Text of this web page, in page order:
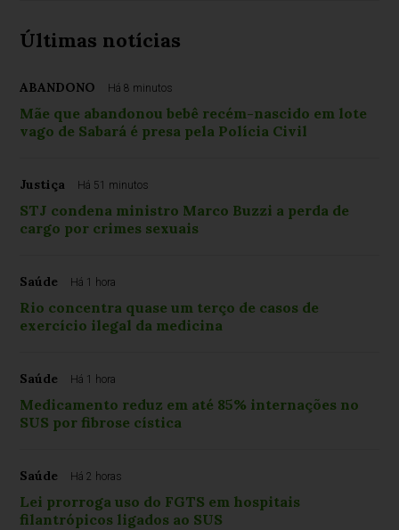
Últimas notícias
ABANDONO Há 8 minutos
Mãe que abandonou bebê recém-nascido em lote
vago de Sabará é presa pela Polícia Civil
Justiça Há 51 minutos
STJ condena ministro Marco Buzzi a perda de
cargo por crimes sexuais
Saúde Há 1 hora
Rio concentra quase um terço de casos de
exercício ilegal da medicina
Saúde Há 1 hora
Medicamento reduz em até 85% internações no
SUS por fibrose cística
Saúde Há 2 horas
Lei prorroga uso do FGTS em hospitais
filantrópicos ligados ao SUS